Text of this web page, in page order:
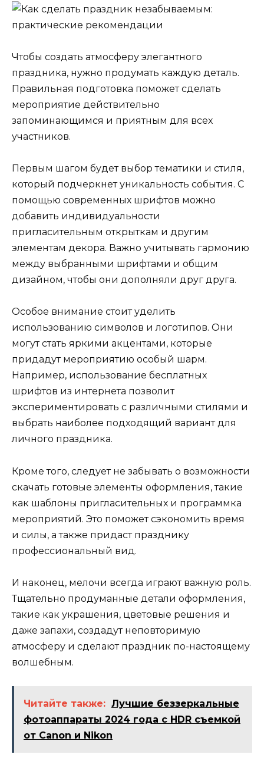
Чтобы создать атмосферу элегантного
праздника, нужно продумать каждую деталь.
Правильная подготовка поможет сделать
мероприятие действительно
запоминающимся и приятным для всех
участников.
Первым шагом будет выбор тематики и стиля,
который подчеркнет уникальность события. С
помощью современных шрифтов можно
добавить индивидуальности
пригласительным открыткам и другим
элементам декора. Важно учитывать гармонию
между выбранными шрифтами и общим
дизайном, чтобы они дополняли друг друга.
Особое внимание стоит уделить
использованию символов и логотипов. Они
могут стать яркими акцентами, которые
придадут мероприятию особый шарм.
Например, использование бесплатных
шрифтов из интернета позволит
экспериментировать с различными стилями и
выбрать наиболее подходящий вариант для
личного праздника.
Кроме того, следует не забывать о возможности
скачать готовые элементы оформления, такие
как шаблоны пригласительных и программка
мероприятий. Это поможет сэкономить время
и силы, а также придаст празднику
профессиональный вид.
И наконец, мелочи всегда играют важную роль.
Тщательно продуманные детали оформления,
такие как украшения, цветовые решения и
даже запахи, создадут неповторимую
атмосферу и сделают праздник по-настоящему
волшебным.
Читайте также: Лучшие беззеркальные
фотоаппараты 2024 года с HDR съемкой
от Canon и Nikon